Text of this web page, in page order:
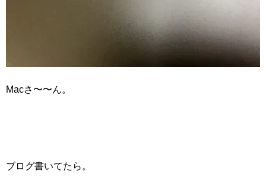
Macさ〜〜ん。
ブログ書いてたら。